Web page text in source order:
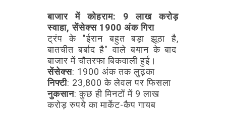
बाजार मेंकोहराम: 9 लाख करोड़
स्वाहा, सेंसेक्स 1900 अंकगिरा
ट्रंप के"ईरानबहुतबड़ा झूठा है,
बातचीत बर्बादहै" वाले बयानकेबाद
बाजार मेंचौतरफाबिकवालीहुई।
सेंसेक्स: 1900 अंकतकलुढ़का
निफ्टी: 23,800 केलेवल पर फिसला
नुकसान: कुछ हीमिनटोंमें 9 लाख
करोड़रुपयेकामार्केट-कैप गायब